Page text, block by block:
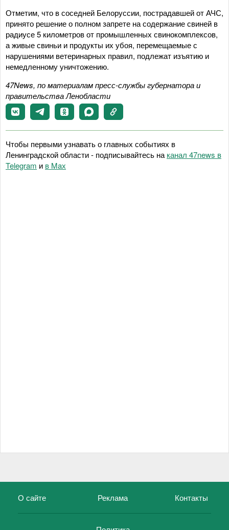
Отметим, что в соседней Белоруссии, пострадавшей от АЧС,
принято решение о полном запрете на содержание свиней в
радиусе 5 километров от промышленных свинокомплексов,
а живые свиньи и продукты их убоя, перемещаемые с
нарушениями ветеринарных правил, подлежат изъятию и
немедленному уничтожению.
47News, по материалам пресс-службы губернатора и
правительства Ленобласти
Чтобы первыми узнавать о главных событиях в
Ленинградской области - подписывайтесь на канал 47news в
Telegram и в Maх
О сайте Реклама Контакты